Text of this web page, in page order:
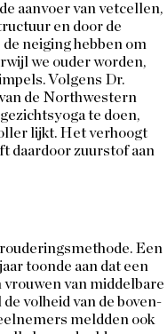
aanvoer van vetcellen,
en door de
neiging hebben om
we ouder worden,
Volgens Dr.
de Northwestern
te doen,
lijkt. Het verhoogt
daardoor zuurstof aan
Een
toonde aan dat een
van middelbare
volheid van de boven-
meldden ook